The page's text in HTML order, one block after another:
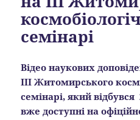
семінарі
Відео наукових
ІІІЖитомирського
семінарі, який відбувся
вже доступні на